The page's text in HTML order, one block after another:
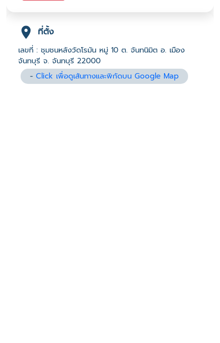
ที่ตั้ง
เลขที่ : ชุมชนหลังวัดโรมัน หมู่ 10 ต. จันทนิมิต อ. เมือง
จันทบุรี จ. จันทบุรี 22000
-Click เพื่อดูเส้นทางและพิกัดบน Google Map